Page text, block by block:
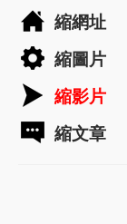
縮網址
縮圖片
縮影片
縮文章